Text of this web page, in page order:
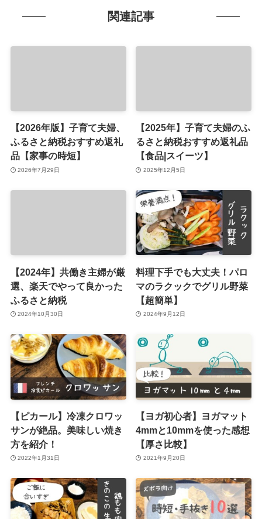
関連記事
【2026年版】子育て夫婦、
ふるさと納税おすすめ返礼
品【家事の時短】
2026年7月29日
【2025年】子育て夫婦のふ
るさと納税おすすめ返礼品
【食品|スイーツ】
2025年12月5日
【2024年】共働き主婦が厳
選、楽天でやって良かった
ふるさと納税
2024年10月30日
料理下手でも大丈夫！パロ
マのラクックでグリル野菜
【超簡単】
2024年9月12日
【ピカール】冷凍クロワッ
サンが絶品。美味しい焼き
方を紹介！
2022年1月31日
【ヨガ初心者】ヨガマット
4mmと10mmを使った感想
【厚さ比較】
2021年9月20日